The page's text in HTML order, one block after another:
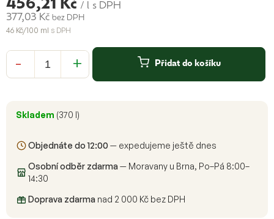
Skladem (370 l)
Objednáte do 12:00 — expedujeme ještě dnes
Osobní odběr zdarma— Moravany u Brna, Po–Pá 8:00–
14:30
Doprava zdarma nad 2 000 Kč bez DPH
456,21 Kč / l s DPH
377,03 Kč bez DPH
46 Kč/100 ml s DPH
cena:
Přidat do košíku